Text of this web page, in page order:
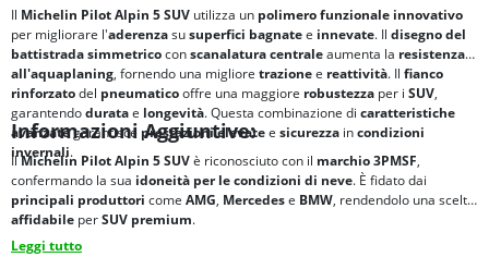
Il Michelin Pilot Alpin 5 SUV utilizza un polimero funzionale innovativo
per migliorare l'aderenzasusuperfici bagnatee innevate. Il disegno del
battistrada simmetricoconscanalatura centraleaumenta la resistenza
all'aquaplaning, fornendo una migliore trazionee reattività. Il fianco
rinforzatodel pneumaticooffre una maggiore robustezza per i SUV,
garantendoduratae longevità. Questa combinazione di caratteristiche
avanzategarantisce prestazioni elevatee sicurezza incondizioni
invernali.
Informazioni Aggiuntive:
IlMichelin Pilot Alpin 5 SUVè riconosciuto con il marchio 3PMSF,
confermando la sua idoneità per le condizioni di neve. È fidato dai
principali produttori come AMG, Mercedese BMW, rendendolo una scelta
affidabile perSUV premium.
Leggi tutto